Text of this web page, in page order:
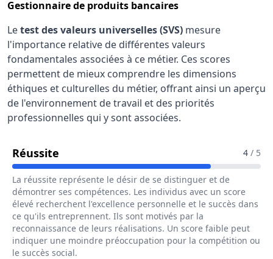
Gestionnaire de produits bancaires
Letest des valeurs universelles (SVS) mesure
l'importance relative de différentes valeurs
fondamentales associées à ce métier. Ces scores
permettent de mieux comprendre les dimensions
éthiques et culturelles du métier, offrant ainsi un aperçu
de l'environnement de travail et des priorités
professionnelles qui y sont associées.
Réussite Pour Le Métier De Gestionnaire De
4 / 5
La réussite représente le désir de se distinguer et de
démontrer ses compétences. Les individus avec un score
élevé recherchent l'excellence personnelle et le succès dans
ce qu'ils entreprennent. Ils sont motivés par la
reconnaissance de leurs réalisations. Un score faible peut
indiquer une moindre préoccupation pour la compétition ou
le succès social.